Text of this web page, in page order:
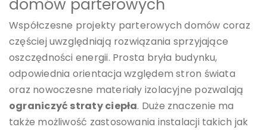
domów parterowych
Współczesne projekty parterowych domów coraz
częściej uwzględniają rozwiązania sprzyjające
oszczędności energii. Prosta bryła budynku,
odpowiednia orientacja względem stron świata
oraz nowoczesne materiały izolacyjne pozwalają
ograniczyć straty ciepła. Duże znaczenie ma
także możliwość zastosowania instalacji takich jak